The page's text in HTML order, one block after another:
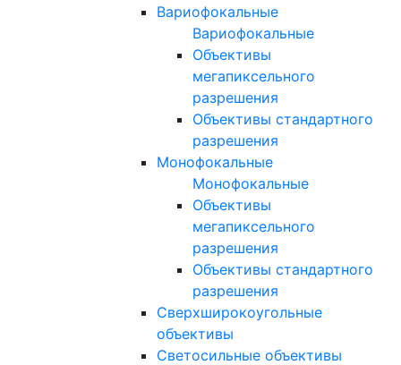
Вариофокальные
Вариофокальные
Объективы
мегапиксельного
разрешения
Объективы стандартного
разрешения
Монофокальные
Монофокальные
Объективы
мегапиксельного
разрешения
Объективы стандартного
разрешения
Сверхширокоугольные
объективы
Светосильные объективы